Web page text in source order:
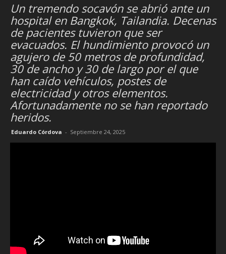
Un tremendo socavón se abrió ante un
hospital en Bangkok, Tailandia. Decenas
de pacientes tuvieron que ser
evacuados. El hundimiento provocó un
agujero de 50 metros de profundidad,
30 de ancho y 30 de largo por el que
han caído vehículos, postes de
electricidad y otros elementos.
Afortunadamente no se han reportado
heridos.
Eduardo Córdova - Septiembre 24, 2025